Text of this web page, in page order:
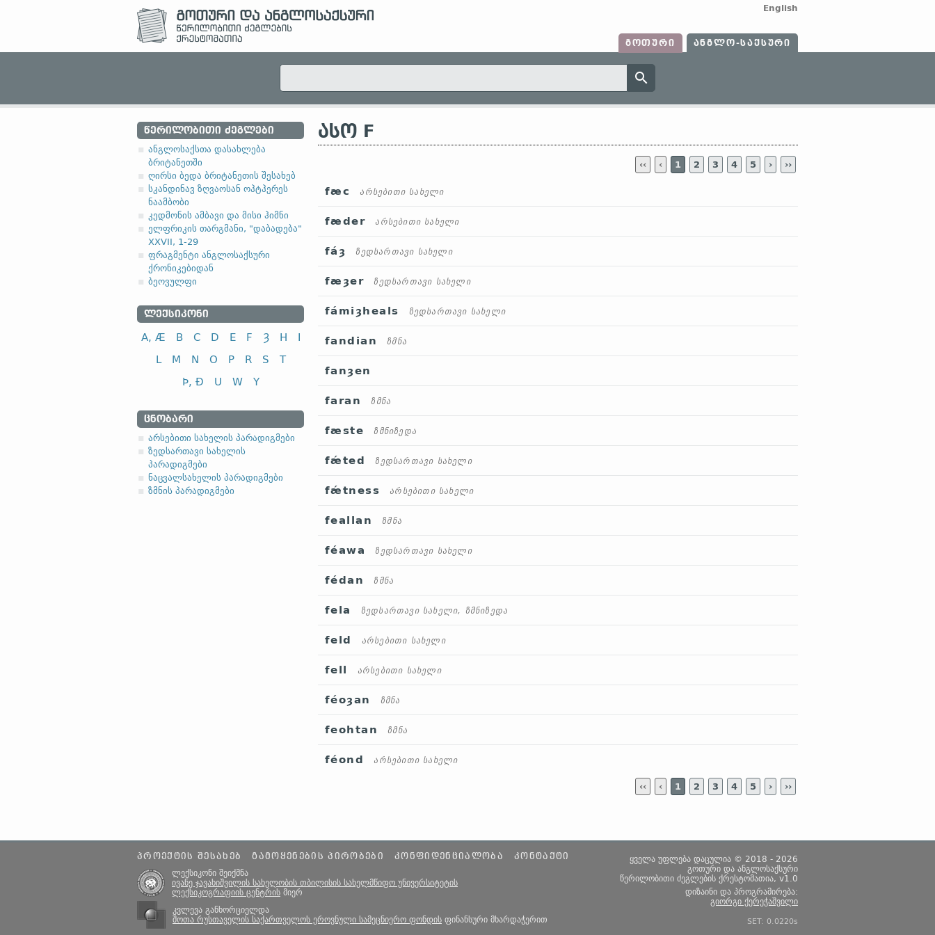
English
ᲒᲝᲗᲣᲠᲘ ᲐᲜᲒᲚᲝ-ᲡᲐᲥᲡᲣᲠᲘ
ᲬᲔᲠᲘᲚᲝᲑᲘᲗᲘ ᲫᲔᲒᲚᲔᲑᲘ
ანგლოსაქსთა დასახლება
ბრიტანეთში
ღირსი ბედა ბრიტანეთის შესახებ
სკანდინავ ზღვაოსან ოჰტჰერეს
ნაამბობი
კედმონის ამბავი და მისი ჰიმნი
ელფრიკის თარგმანი, "დაბადება"
XXVII, 1-29
ფრაგმენტი ანგლოსაქსური
ქრონიკებიდან
ბეოვულფი
ᲚᲔᲥᲡᲘᲙᲝᲜᲘ
A, Æ B C D E F Ȝ H
I
L
M N O P R S
T
Þ, Ð
U W Y
ᲪᲜᲝᲑᲐᲠᲘ
არსებითი სახელის პარადიგმები
ზედსართავი სახელის
პარადიგმები
ნაცვალსახელის პარადიგმები
ზმნის პარადიგმები
ᲐᲡᲝ F
‹‹ ‹ 1 2 3 4 5 › ››
fæc არსებითი სახელი
fæder არსებითი სახელი
fáȝ ზედსართავი სახელი
fæȝer ზედსართავი სახელი
fámiȝheals ზედსართავი სახელი
fandian ზმნა
fanȝen
faran ზმნა
fæste ზმნიზედა
fǽted ზედსართავი სახელი
fǽtness არსებითი სახელი
feallan ზმნა
féawa ზედსართავი სახელი
fédan ზმნა
fela ზედსართავი სახელი, ზმნიზედა
feld არსებითი სახელი
fell არსებითი სახელი
féoȝan ზმნა
feohtan ზმნა
féond არსებითი სახელი
‹‹ ‹ 1 2 3 4 5 › ››
ᲞᲠᲝᲔᲥᲢᲘᲡ ᲨᲔᲡᲐᲮᲔᲑ ᲒᲐᲛᲝᲧᲔᲜᲔᲑᲘᲡ ᲞᲘᲠᲝᲑᲔᲑᲘ ᲙᲝᲜᲤᲘᲓᲔᲜᲪᲘᲐᲚᲝᲑᲐ
ᲙᲝᲜᲢᲐᲥᲢᲘ
ლექსიკონი შეიქმნა
ივანე ჯავახიშვილის სახელობის თბილისის სახელმწიფო უნივერსიტეტის
ლექსიკოგრაფიის ცენტრის მიერ
კვლევა განხორციელდა
შოთა რუსთაველის საქართველოს ეროვნული სამეცნიერო ფონდის ფინანსური მხარდაჭერით
ყველა უფლება დაცულია © 2018 - 2026
გოთური და ანგლოსაქსური
წერილობითი ძეგლების ქრესტომათია, v1.0
დიზაინი და პროგრამირება:
გიორგი ქერეჭაშვილი
SET: 0.0220s